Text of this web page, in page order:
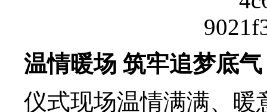
温情暖场 筑牢追梦底气
仪式现场温情满满、暖